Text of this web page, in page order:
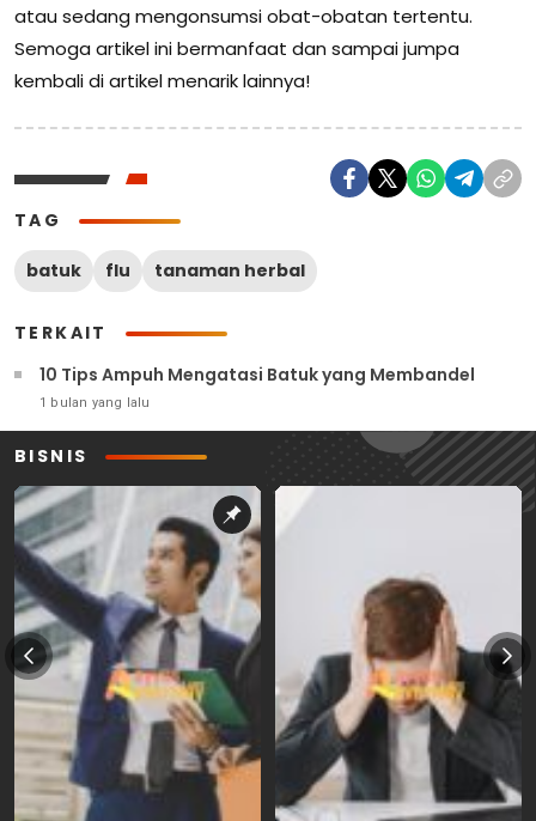
atau sedang mengonsumsi obat-obatan tertentu.
Semoga artikel ini bermanfaat dan sampai jumpa
kembali di artikel menarik lainnya!
TAG
batuk flu tanaman herbal
TERKAIT
10 Tips Ampuh Mengatasi Batuk yang Membandel
1 bulan yang lalu
BISNIS